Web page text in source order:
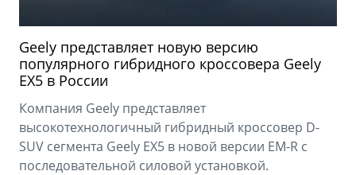
Geely представляет новую версию
популярного гибридного кроссовера Geely
EX5 в России
Компания Geely представляет
высокотехнологичный гибридный кроссовер D-
SUV сегмента Geely EX5 в новой версии EM-R с
последовательной силовой установкой.